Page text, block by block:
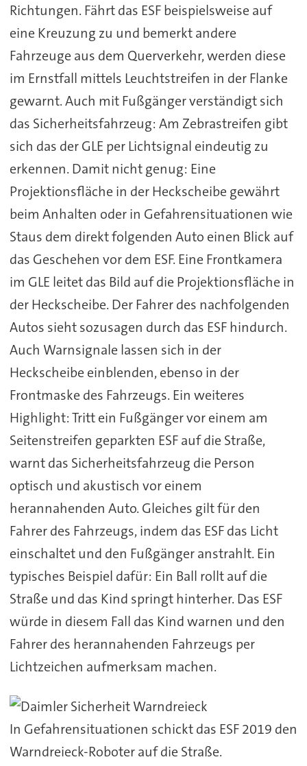
Richtungen. Fährt das ESF beispielsweise auf
eine Kreuzung zu und bemerkt andere
Fahrzeuge aus dem Querverkehr, werden diese
im Ernstfall mittels Leuchtstreifen in der Flanke
gewarnt. Auch mit Fußgänger verständigt sich
das Sicherheitsfahrzeug: Am Zebrastreifen gibt
sich das der GLE per Lichtsignal eindeutig zu
erkennen. Damit nicht genug: Eine
Projektionsfläche in der Heckscheibe gewährt
beim Anhalten oder in Gefahrensituationen wie
Staus dem direkt folgenden Auto einen Blick auf
das Geschehen vor dem ESF. Eine Frontkamera
im GLE leitet das Bild auf die Projektionsfläche in
der Heckscheibe. Der Fahrer des nachfolgenden
Autos sieht sozusagen durch das ESF hindurch.
Auch Warnsignale lassen sich in der
Heckscheibe einblenden, ebenso in der
Frontmaske des Fahrzeugs. Ein weiteres
Highlight: Tritt ein Fußgänger vor einem am
Seitenstreifen geparkten ESF auf die Straße,
warnt das Sicherheitsfahrzeug die Person
optisch und akustisch vor einem
herannahenden Auto. Gleiches gilt für den
Fahrer des Fahrzeugs, indem das ESF das Licht
einschaltet und den Fußgänger anstrahlt. Ein
typisches Beispiel dafür: Ein Ball rollt auf die
Straße und das Kind springt hinterher. Das ESF
würde in diesem Fall das Kind warnen und den
Fahrer des herannahenden Fahrzeugs per
Lichtzeichen aufmerksam machen.
In Gefahrensituationen schickt das ESF 2019 den
Warndreieck-Roboter auf die Straße.